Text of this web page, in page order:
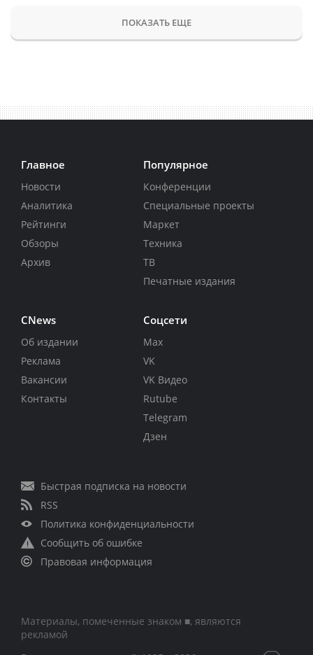
ПОКАЗАТЬ ЕЩЕ
Главное
Новости
Аналитика
Рейтинги
Обзоры
Архив
Популярное
Конференции
Специальные проекты
Маркет
Техника
ТВ
Печатные издания
CNews
Об издании
Реклама
Вакансии
Контакты
Соцсети
Max
VK
VK Видео
Rutube
Telegram
Дзен
Быстрая подписка на новости
RSS
Политика конфиденциальности
Сообщить об ошибке
Правовая информация
Материалы, помеченные знаком ■, являются
рекламой